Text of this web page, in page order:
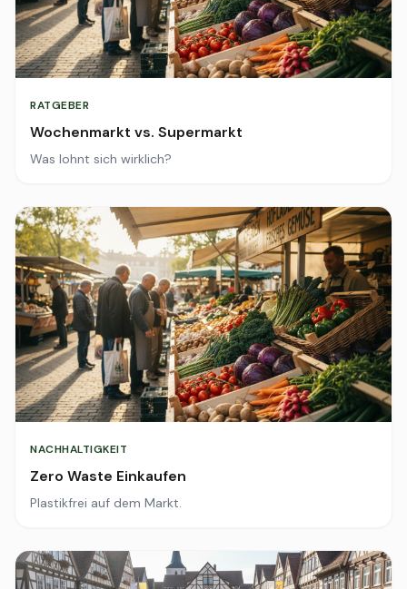
RATGEBER
Wochenmarkt vs. Supermarkt
Was lohnt sich wirklich?
NACHHALTIGKEIT
Zero Waste Einkaufen
Plastikfrei auf dem Markt.